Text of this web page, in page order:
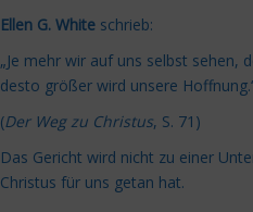
Ellen G. White schrieb:
„Je mehr wir auf uns selbst sehen,
desto größer wird unsere
(Der Weg zu Christus, S. 71)
Das Gericht wird nicht zu einer
Christus für uns getan hat.